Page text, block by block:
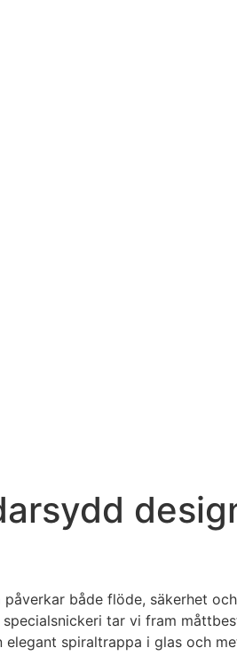
både flöde, säkerhet
tar vi fram
spiraltrappa i glas och